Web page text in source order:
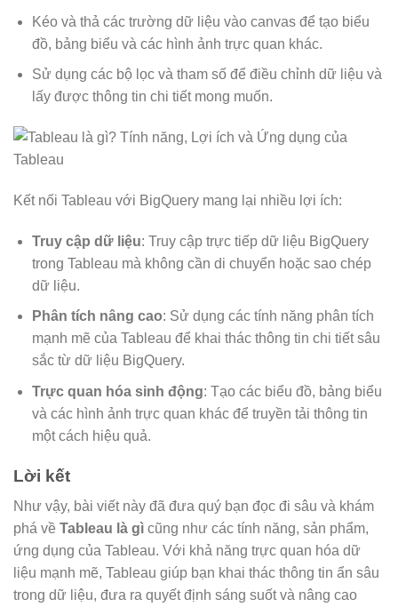
Kéo và thả các trường dữ liệu vào canvas để tạo biểu
đồ, bảng biểu và các hình ảnh trực quan khác.
Sử dụng các bộ lọc và tham số để điều chỉnh dữ liệu và
lấy được thông tin chi tiết mong muốn.
Kết nối Tableau với BigQuery mang lại nhiều lợi ích:
Truy cập dữ liệu: Truy cập trực tiếp dữ liệu BigQuery
trong Tableau mà không cần di chuyển hoặc sao chép
dữ liệu.
Phân tích nâng cao: Sử dụng các tính năng phân tích
mạnh mẽ của Tableau để khai thác thông tin chi tiết sâu
sắc từ dữ liệu BigQuery.
Trực quan hóa sinh động: Tạo các biểu đồ, bảng biểu
và các hình ảnh trực quan khác để truyền tải thông tin
một cách hiệu quả.
Lời kết
Như vậy, bài viết này đã đưa quý bạn đọc đi sâu và khám
phá về Tableau là gì cũng như các tính năng, sản phẩm,
ứng dụng của Tableau. Với khả năng trực quan hóa dữ
liệu mạnh mẽ, Tableau giúp bạn khai thác thông tin ẩn sâu
trong dữ liệu, đưa ra quyết định sáng suốt và nâng cao